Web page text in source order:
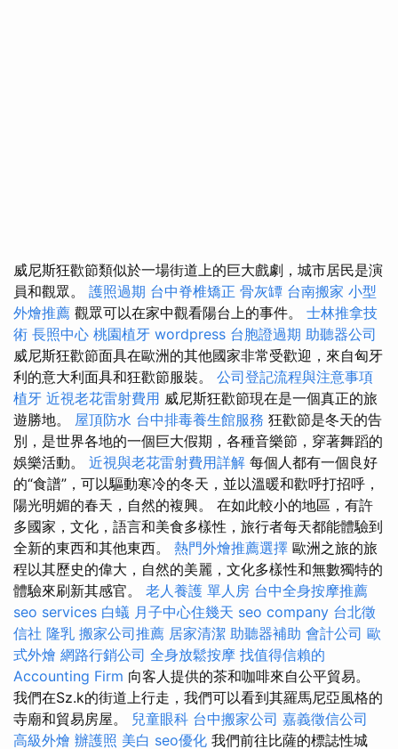
威尼斯狂歡節類似於一場街道上的巨大戲劇，城市居民是演
員和觀眾。 護照過期 台中脊椎矯正 骨灰罈 台南搬家 小型
外燴推薦 觀眾可以在家中觀看陽台上的事件。 士林推拿技
術 長照中心 桃園植牙 wordpress 台胞證過期 助聽器公司
威尼斯狂歡節面具在歐洲的其他國家非常受歡迎，來自匈牙
利的意大利面具和狂歡節服裝。 公司登記流程與注意事項
植牙 近視老花雷射費用 威尼斯狂歡節現在是一個真正的旅
遊勝地。 屋頂防水 台中排毒養生館服務 狂歡節是冬天的告
別，是世界各地的一個巨大假期，各種音樂節，穿著舞蹈的
娛樂活動。 近視與老花雷射費用詳解 每個人都有一個良好
的“食譜”，可以驅動寒冷的冬天，並以溫暖和歡呼打招呼，
陽光明媚的春天，自然的複興。 在如此較小的地區，有許
多國家，文化，語言和美食多樣性，旅行者每天都能體驗到
全新的東西和其他東西。 熱門外燴推薦選擇 歐洲之旅的旅
程以其歷史的偉大，自然的美麗，文化多樣性和無數獨特的
體驗來刷新其感官。 老人養護 單人房 台中全身按摩推薦
seo services 白蟻 月子中心住幾天 seo company 台北徵
信社 隆乳 搬家公司推薦 居家清潔 助聽器補助 會計公司 歐
式外燴 網路行銷公司 全身放鬆按摩 找值得信賴的
Accounting Firm 向客人提供的茶和咖啡來自公平貿易。
我們在Sz.k的街道上行走，我們可以看到其羅馬尼亞風格的
寺廟和貿易房屋。 兒童眼科 台中搬家公司 嘉義徵信公司
高級外燴 辦護照 美白 seo優化 我們前往比薩的標誌性城